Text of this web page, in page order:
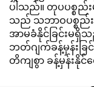
ပါသည်။ တုပပစ္စည်း
သည် သဘာဝပစ္စည်း
အာမခံနိုင်ခြင်းမရှိ
ဘတ်ဂျက်ခန့်မှန်းခြ
တိကျစွာ ခန့်မှန်းနိုင်